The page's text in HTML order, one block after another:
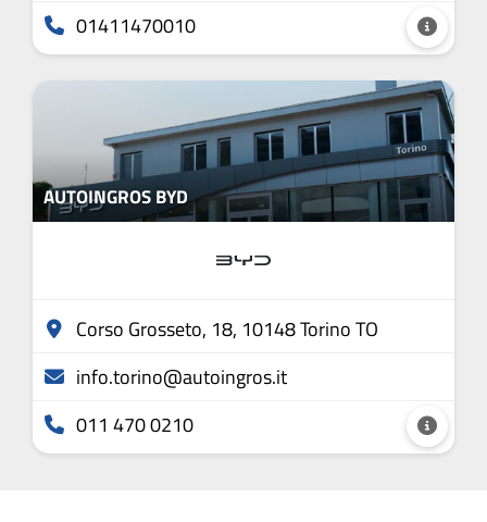
01411470010
AUTOINGROS BYD
Corso Grosseto, 18, 10148 Torino TO
info.torino@autoingros.it
011 470 0210